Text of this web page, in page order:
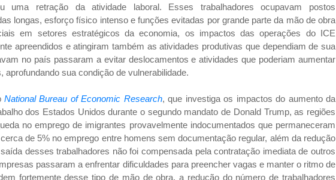
uma retração da atividade laboral. Esses trabalhadores ocupavam postos
longas, esforço físico intenso e funções evitadas por grande parte da mão de obra
em setores estratégicos da economia, os impactos das operações do ICE
apreendidos e atingiram também as atividades produtivas que dependiam de sua
no país passaram a evitar deslocamentos e atividades que poderiam aumentar
sua condição de vulnerabilidade.
National Bureau of Economic Research, que investiga os impactos do aumento da
dos Estados Unidos durante o segundo mandato de Donald Trump, as regiões
no emprego de imigrantes provavelmente indocumentados que permaneceram
de 5% no emprego entre homens sem documentação regular, além da redução
desses trabalhadores não foi compensada pela contratação imediata de outros
passaram a enfrentar dificuldades para preencher vagas e manter o ritmo de
fortemente desse tipo de mão de obra, a redução do número de trabalhadores